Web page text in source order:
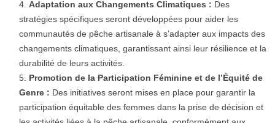
Adaptation aux Changements Climatiques : Des
stratégies spécifiques seront développées pour aider les
communautés de pêche artisanale à s’adapter aux impacts des
changements climatiques, garantissant ainsi leur résilience et la
durabilité de leurs activités.
Promotion de la Participation Féminine et de l’Équité de
Genre : Des initiatives seront mises en place pour garantir la
participation équitable des femmes dans la prise de décision et